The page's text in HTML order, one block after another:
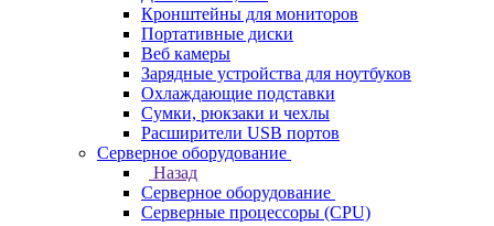
Кронштейны для мониторов
Портативные диски
Веб камеры
Зарядные устройства для ноутбуков
Охлаждающие подставки
Сумки, рюкзаки и чехлы
Расширители USB портов
Серверное оборудование
Назад
Серверное оборудование
Серверные процессоры (CPU)